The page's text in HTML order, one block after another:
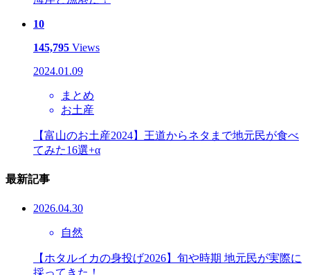
10
145,795 Views
2024.01.09
まとめ
お土産
【富山のお土産2024】王道からネタまで地元民が食べ
てみた16選+α
最新記事
2026.04.30
自然
【ホタルイカの身投げ2026】旬や時期 地元民が実際に
採ってきた！